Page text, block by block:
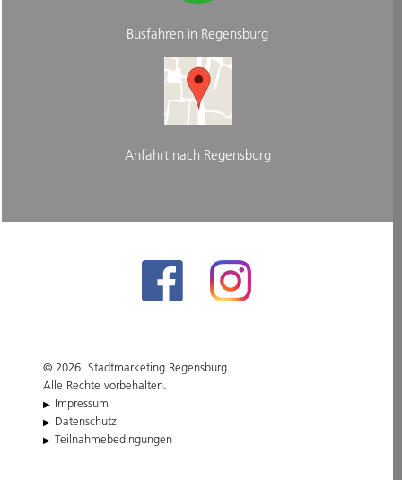
Busfahren in Regensburg
Anfahrt nach Regensburg
© 2026. Stadtmarketing Regensburg.
Alle Rechte vorbehalten.
Impressum
Datenschutz
Teilnahmebedingungen